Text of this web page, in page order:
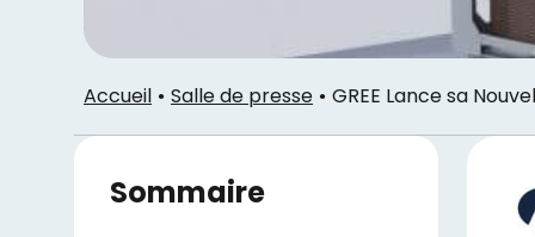
Accueil Salle de presse GREE Lance sa
Sommaire